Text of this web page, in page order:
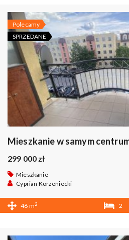
Polecamy
SPRZEDANE
Mieszkanie w samym
299 000 zł
Mieszkanie
Cyprian Korzeniecki
46 m2
2